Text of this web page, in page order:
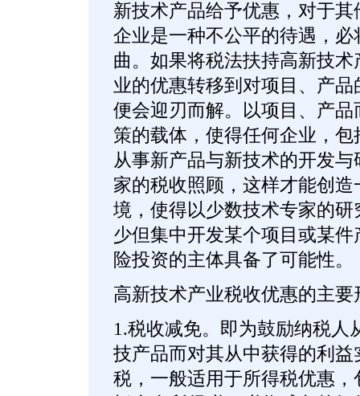
新技术产品给予优惠，对于
企业是一种不公平的待遇，
曲。如果将税法扶持高新技
业的优惠转移到对项目、产
便会迎刃而解。以项目、产
策的载体，使得任何企业，
从事新产品与新技术的开发
家的税收照顾，这样才能创
境，使得以少数技术专家的
少但集中开发某个项目或某
险投资的主体具备了可能性。
高新技术产业税收优惠的主要
1.税收减免。即为鼓励纳税人
技产品而对其从中获得的利
税，一般适用于所得税优惠